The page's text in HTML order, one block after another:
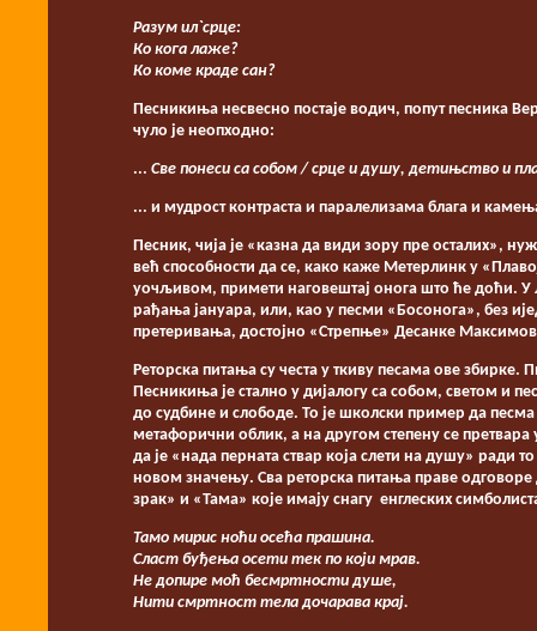
Разум ил`срце:
Ко кога лаже?
Ко коме краде сан?
Песникиња несвесно постаје водич, попут песника
чуло је неопходно:
... Све понеси са собом / срце и душу, детињство и
... и мудрост контраста и паралелизама блага и
Песник, чија је «казна да види зору пре осталих»,
већ способности да се, како каже Метерлинк у
уочљивом, примети наговештај онога што ће доћи. У
рађања јануара, или, као у песми «Босонога», без
претеривања, достојно «Стрепње» Десанке
Реторска питања су честа у ткиву песама ове збирке.
Песникиња је стално у дијалогу са собом, светом и
до судбине и слободе. То је школски пример да
метафорични облик, а на другом степену се
да је «нада перната ствар која слети на душу» ради
новом значењу. Сва реторска питања праве
зрак» и «Тама» које имају снагу енглеских
Тамо мирис ноћи осећа прашина.
Сласт буђења осети тек по који мрав.
Не допире моћ бесмртности душе,
Нити смртност тела дочарава крај.